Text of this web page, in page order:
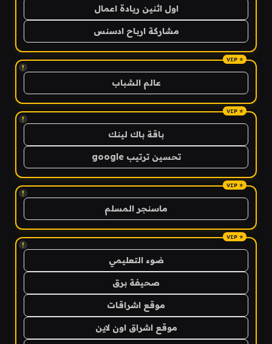
اول اثنين ريادة اعمال
مشاركة ارباح ادسنس
!
عالم الشباب
!
باقة باك لينك
تحسين ترتيب google
!
ماسنجر المسلم
!
ضوء التعليمي
صحيفة برق
موقع اشراقات
موقع اشراق اون لاين